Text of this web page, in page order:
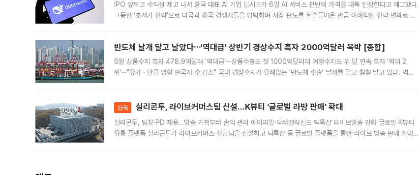
IPO 앞두고 수익성 제고 나서 중국 대표 AI 기업 딥시크가 6일 AI 서비스 전반의 가격을 대폭 인상한다고 예고했다.
그동안 ‘초저가 전략’으로 미국과 중국 경쟁사들을 압박하며 시장 판도를 뒤흔들어온 만큼 이례적인 전략 변화로 평
반도체 날개 달고 날았다⋯'역대급' 상반기 경상수지 흑자 2000억달러 육박 [종합]
6월 상품수지 흑자 478.9억달러 '역대급'⋯상품수출도 첫 1000억달러대 여행수지도 두 달 연속 흑자 '역대 2
위'⋯"유가ㆍ환율 영향 출국자 수 감소" 국내 경상수지가 유례없는 '반도체 수출' 날개를 달고 훨훨 날고 있다. 역대
단독 실리콘투, 라이브커머스팀 신설…K뷰티 ‘글로벌 라방 판매’ 확대
실리콘투, 팀장·PD 채용…방송 기획부터 손익 관리 에이피알·닥터멜락신도 틱톡샵 라이브방송 강화 글로벌 K뷰티
유통 플랫폼 실리콘투가 라이브커머스 전담팀을 신설하고 틱톡샵 등 글로벌 플랫폼을 통한 라이브 방송 판매 확대에